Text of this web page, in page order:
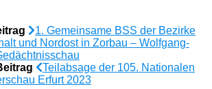
1. Gemeinsame BSS der Bezirke
und Nordost in Zorbau – Wolfgang-
Teilabsage der 105. Nationalen
Erfurt 2023